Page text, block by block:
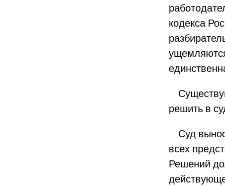
кодекса
решить в
Суд
всех
Решений